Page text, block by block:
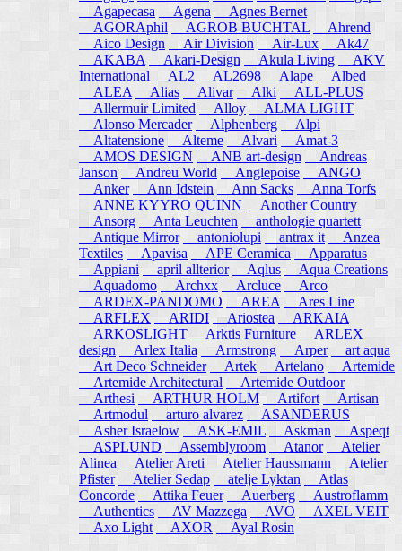
Agapecasa
Agena
Agnes Bernet
AGORAphil
AGROB BUCHTAL
Ahrend
Aico Design
Air Division Air-Lux
Ak47
AKABA
Akari-Design Akula Living
AKV
International
AL2 AL2698 Alape
Albed
ALEA
Alias Alivar Alki
ALL-PLUS
Allermuir Limited
Alloy
ALMA LIGHT
Alonso Mercader
Alphenberg
Alpi
Altatensione
Alteme Alvari
Amat-3
AMOS DESIGN
ANB art-design
Andreas
Janson
Andreu World Anglepoise
ANGO
Anker
Ann Idstein Ann Sacks
Anna Torfs
ANNE KYYRO QUINN
Another Country
Ansorg
Anta Leuchten
anthologie quartett
Antique Mirror
antoniolupi antrax it
Anzea
Textiles
Apavisa APE Ceramica
Apparatus
Appiani
april allterior Aqlus Aqua Creations
Aquadomo
Archxx Arcluce
Arco
ARDEX-PANDOMO
AREA
Ares Line
ARFLEX
ARIDI Ariostea
ARKAIA
ARKOSLIGHT
Arktis Furniture
ARLEX
design
Arlex Italia Armstrong Arper
art aqua
Art Deco Schneider
Artek Artelano
Artemide
Artemide Architectural
Artemide Outdoor
Arthesi
ARTHUR HOLM Artifort
Artisan
Artmodul
arturo alvarez
ASANDERUS
Asher Israelow
ASK-EMIL Askman
Aspeqt
ASPLUND
Assemblyroom Atanor
Atelier
Alinea
Atelier Areti Atelier Haussmann
Atelier
Pfister
Atelier Sedap atelje Lyktan
Atlas
Concorde
Attika Feuer Auerberg
Austroflamm
Authentics
AV Mazzega AVO
AXEL VEIT
Axo Light
AXOR Ayal Rosin